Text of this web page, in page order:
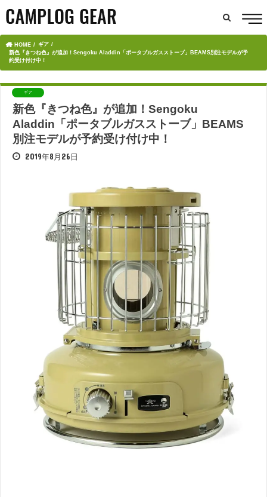
HOME
ギア
新色『きつね色』が追加！Sengoku Aladdin「ポータブルガスストーブ」BEAMS別注モデルが予
約受け付け中！
ギア
新色『きつね色』が追加！Sengoku
Aladdin「ポータブルガスストーブ」BEAMS
別注モデルが予約受け付け中！
2019年8月26日